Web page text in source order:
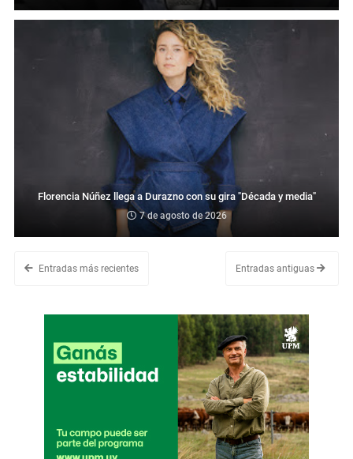
Florencia Núñez llega a Durazno con su gira "Década y media"
7 de agosto de 2026
Entradas más recientes Entradas antiguas